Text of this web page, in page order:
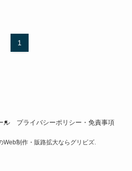
1
ル プライバシーポリシー・免責事項
Web制作・販路拡大ならグリビズ.